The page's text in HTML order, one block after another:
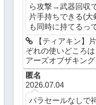
ら攻撃→武器回収
片手持ちできる(
も同時に持てるっ
【ティアキン】
ぞれの使いどころ
アーズオブザキング
匿名
2026.07.04
パラセールなしで